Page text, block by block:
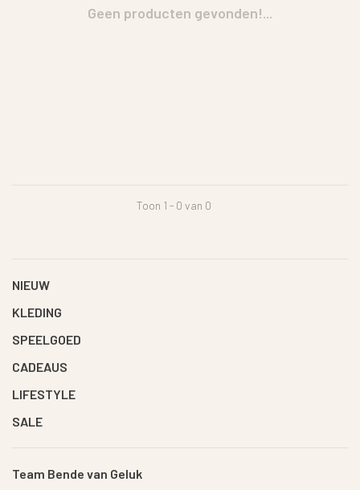
Geen producten gevonden!...
Toon 1 - 0 van 0
NIEUW
KLEDING
SPEELGOED
CADEAUS
LIFESTYLE
SALE
Team Bende van Geluk